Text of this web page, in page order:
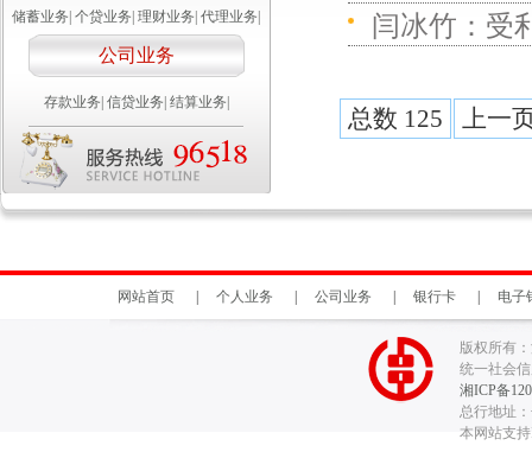
储蓄业务 个贷业务 理财业务 代理业务
公司业务
存款业务 信贷业务 结算业务
闫冰竹：受
总数 125 上一
网站首页 个人业务 公司业务 银行卡 电子
版权所有
统一社会信
湘ICP备
总行地址
本网站支